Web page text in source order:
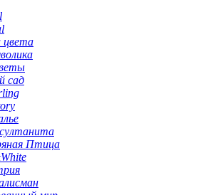
цвета
сад
Птица